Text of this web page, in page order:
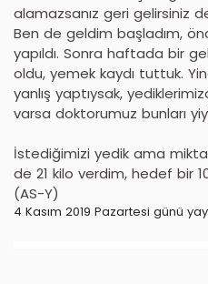
alamazsanız geri gelirsiniz
Ben de geldim başladım,
yapıldı. Sonra haftada bir
oldu, yemek kaydı tuttuk.
yanlış yaptıysak,
varsa doktorumuz bunları
İstediğimizi yedik ama
de 21 kilo verdim, hedef bir
(AS-Y)
4 Kasım 2019 Pazartesi günü